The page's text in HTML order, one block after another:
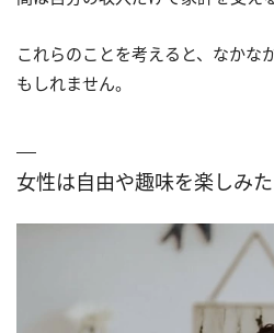
これらのことを考えると、なかな
もしれません。
女性は自由や趣味を楽しみ